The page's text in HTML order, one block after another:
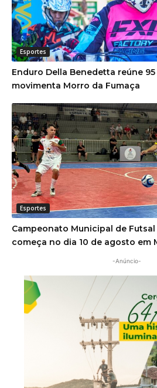
Esportes
Enduro Della Benedetta reúne
movimenta Morro da Fumaça
Esportes
Campeonato Municipal de
começa no dia 10 de agosto em
-Anúncio-